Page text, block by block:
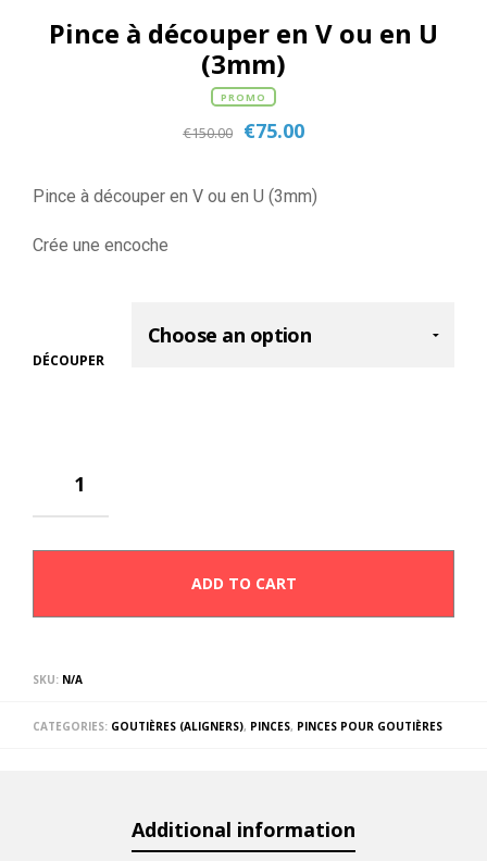
Pince à découper en V ou en U
(3mm)
PROMO
€150.00 €75.00
Pince à découper en V ou en U (3mm)
Crée une encoche
DÉCOUPER
ADD TO CART
SKU: N/A
CATEGORIES: GOUTIÈRES (ALIGNERS), PINCES, PINCES POUR GOUTIÈRES
Additional information